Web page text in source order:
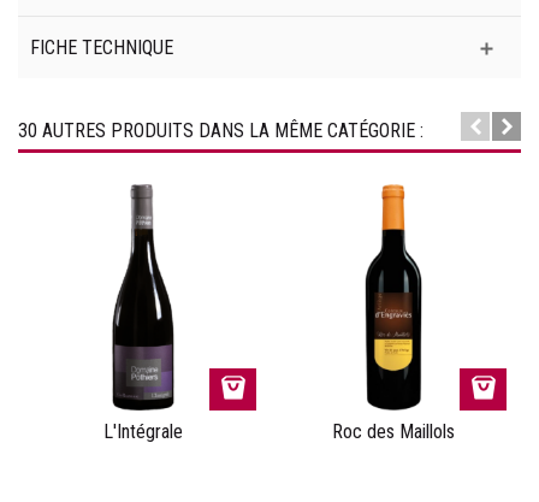
FICHE TECHNIQUE
30 AUTRES PRODUITS DANS LA MÊME CATÉGORIE :
L'Intégrale Roc des Maillols